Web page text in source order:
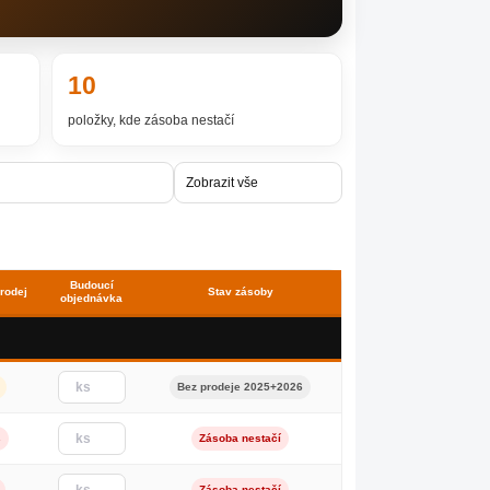
10
položky, kde zásoba nestačí
Budoucí
objednávka
Stav zásoby
Bez prodeje 2025+2026
Zásoba nestačí